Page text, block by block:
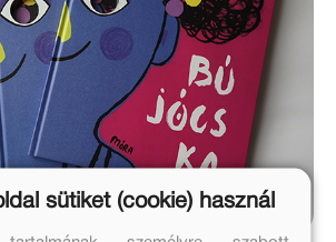
sütiket (cookie) használ